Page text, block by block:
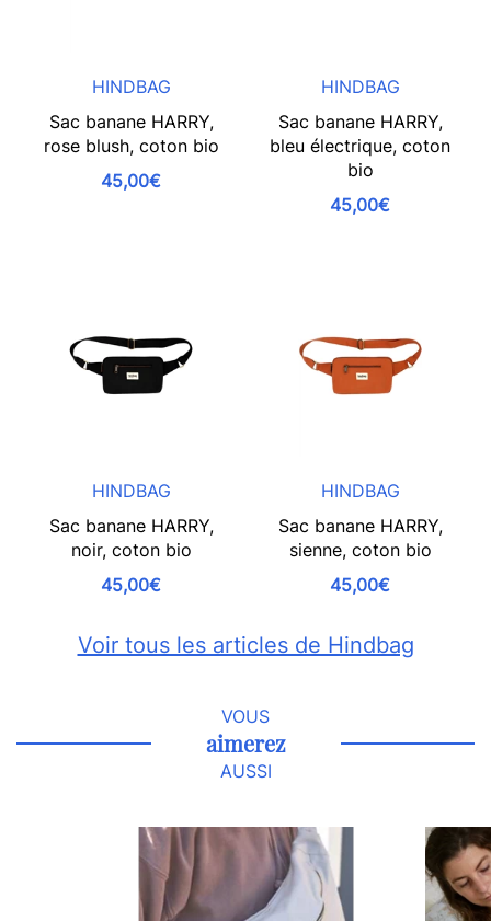
HINDBAG
Sac banane HARRY,
rose blush, coton bio
45,00€
HINDBAG
Sac banane HARRY,
bleu électrique, coton
bio
45,00€
HINDBAG
Sac banane HARRY,
noir, coton bio
45,00€
HINDBAG
Sac banane HARRY,
sienne, coton bio
45,00€
Voir tous les articles de Hindbag
VOUS
aimerez
AUSSI